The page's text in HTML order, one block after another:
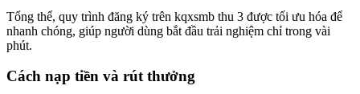
Tổng thể, quy trình đăng ký trên kqxsmb thu 3 được tối ưu hóa để
nhanh chóng, giúp người dùng bắt đầu trải nghiệm chỉ trong vài
phút.
Cách nạp tiền và rút thưởng